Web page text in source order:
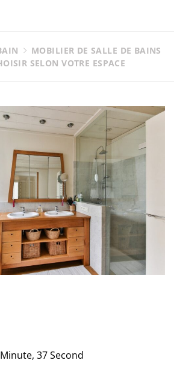
MOBILIER DE SALLE DE BAINS
SELON VOTRE ESPACE
37 Second